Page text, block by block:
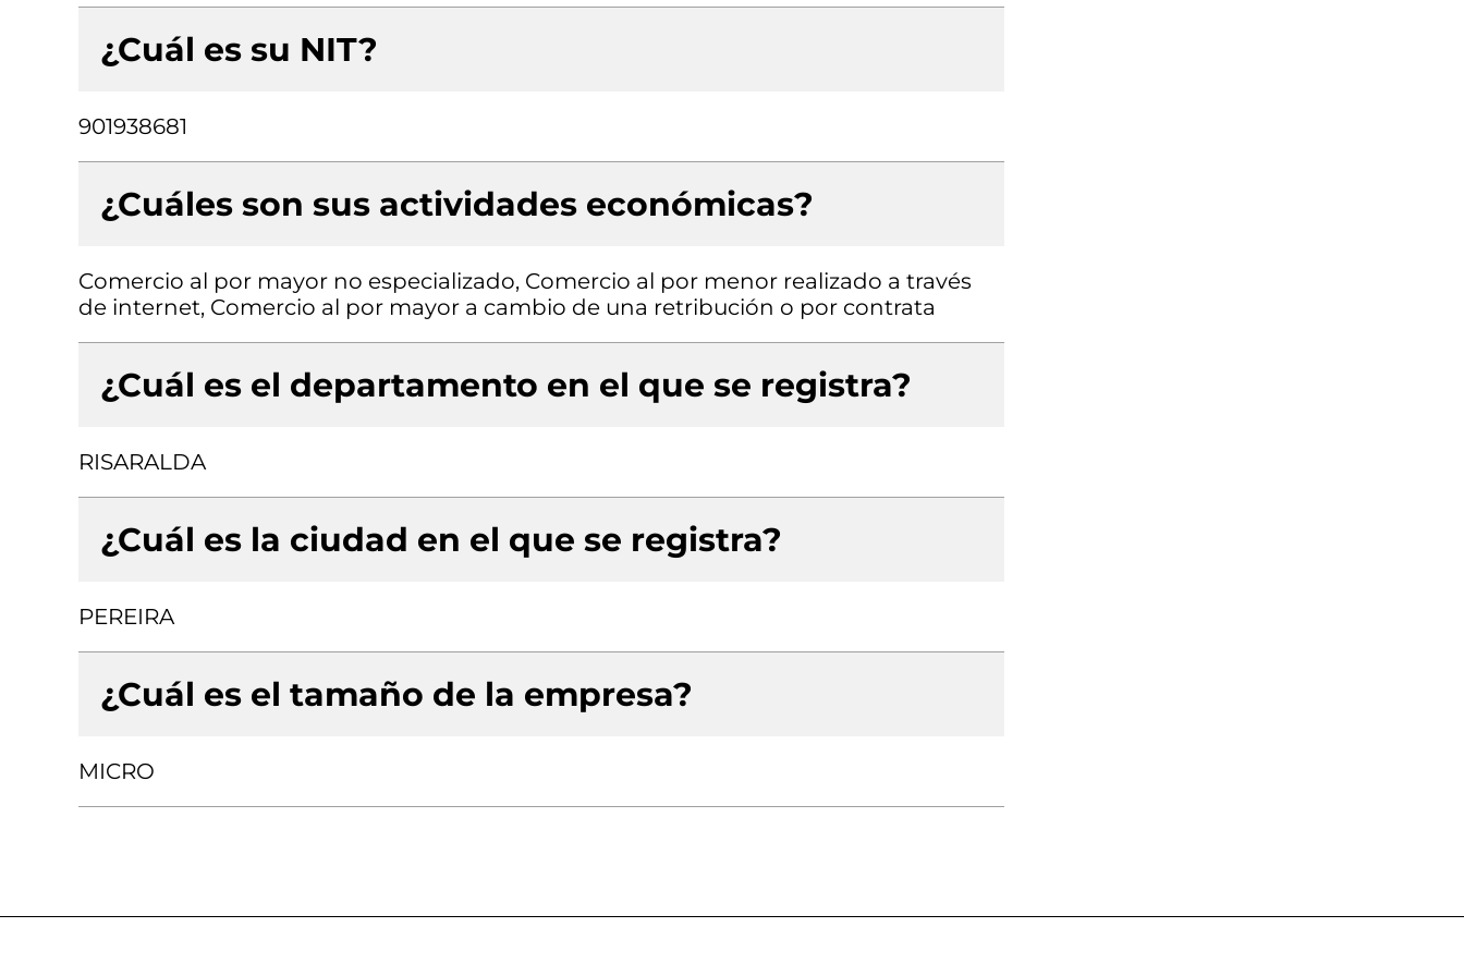
¿Cuál es su NIT?
901938681
¿Cuáles son sus actividades económicas?
Comercio al por mayor no especializado, Comercio al por menor realizado a través
de internet, Comercio al por mayor a cambio de una retribución o por contrata
¿Cuál es el departamento en el que se registra?
RISARALDA
¿Cuál es la ciudad en el que se registra?
PEREIRA
¿Cuál es el tamaño de la empresa?
MICRO